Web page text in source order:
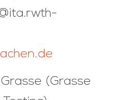
(Grasse